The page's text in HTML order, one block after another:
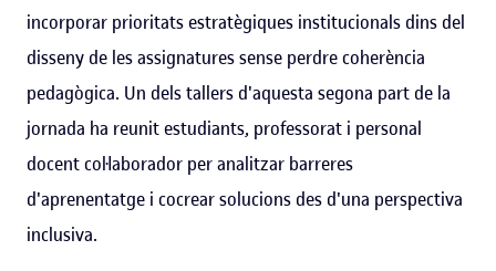
incorporar prioritats estratègiques institucionals dins del
disseny de les assignatures sense perdre coherència
pedagògica. Un dels tallers d'aquesta segona part de la
jornada ha reunit estudiants, professorat i personal
docent col·laborador per analitzar barreres
d'aprenentatge i cocrear solucions des d'una perspectiva
inclusiva.